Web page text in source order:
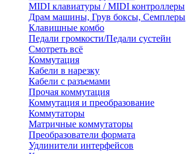
MIDI клавиатуры / MIDI контроллеры
Драм машины, Грув боксы, Семплеры
Клавишные комбо
Педали громкости/Педали сустейн
Смотреть всё
Коммутация
Кабели в нарезку
Кабели с разъемами
Прочая коммутация
Коммутация и преобразование
Коммутаторы
Матричные коммутаторы
Преобразователи формата
Удлинители интерфейсов